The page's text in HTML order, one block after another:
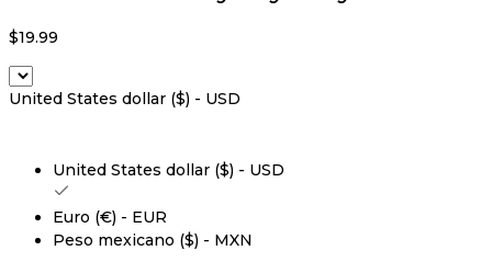
$19.99
United States dollar ($) - USD
United States dollar ($) - USD
Euro (€) - EUR
Peso mexicano ($) - MXN